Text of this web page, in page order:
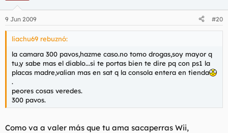
9 Jun 2009 #20
liachu69 rebuznó:
la camara 300 pavos,hazme caso.no tomo drogas,soy mayor q
tu,y sabe mas el diablo...si te portas bien te dire pq con ps1 la
placas madre,valian mas en sat q la consola entera en tienda
.
peores cosas veredes.
300 pavos.
Como va a valer más que tu ama sacaperras Wii,